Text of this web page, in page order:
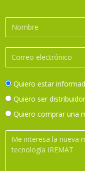
Quiero estar
Quiero ser distribuidor
Quiero comprar una